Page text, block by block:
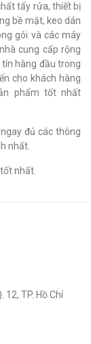
tẩy rửa, thiết bị
bề mặt, keo dán
gói và các máy
cung cấp rộng
hàng đầu trong
cho khách hàng
phẩm tốt nhất
đủ các thông
nhất.
nhất.
12, TP. Hồ Chí